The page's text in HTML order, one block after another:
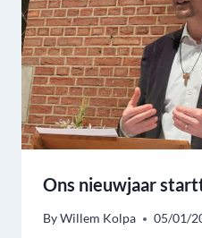
Ons nieuwjaar
ByWillem Kolpa 05/01/